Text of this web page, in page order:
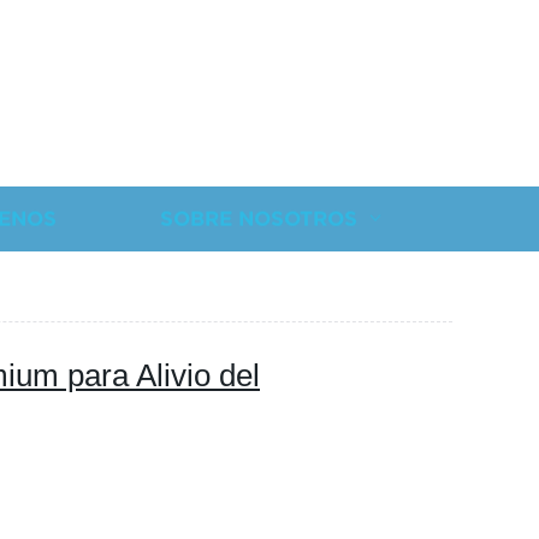
SOBRE NOSOTROS
para Alivio del